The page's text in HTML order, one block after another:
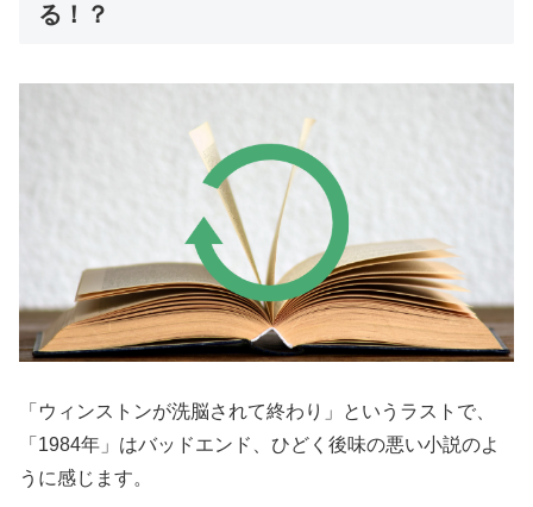
る！？
「ウィンストンが洗脳されて終わり」というラストで、
「1984年」はバッドエンド、ひどく後味の悪い小説のよ
うに感じます。